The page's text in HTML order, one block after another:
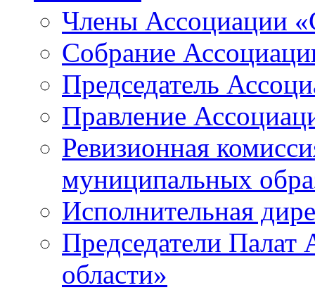
Члены Ассоциации
Собрание
Председатель
Правление
Ревизионная
муниципальных
Исполнительная
Председатели
области»